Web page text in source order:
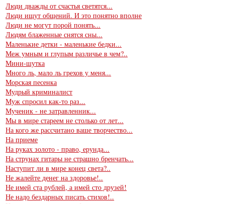
Люди дважды от счастья светятся...
Люди ищут общений. И это понятно вполне
Люди не могут порой понять...
Людям блаженные снятся сны...
Маленькие детки - маленькие бедки...
Меж умным и глупым различье в чем?..
Мини-шутка
Много ль, мало ль грехов у меня...
Морская песенка
Мудрый криминалист
Муж спросил как-то раз...
Мученик - не затравленник...
Мы в мире стареем не столько от лет...
На кого же рассчитано ваше творчество...
На приеме
На руках золото - право, ерунда...
На струнах гитары не страшно бренчать...
Наступит ли в мире конец света?..
Не жалейте денег на здоровье!..
Не имей ста рублей, а имей сто друзей!
Не надо бездарных писать стихов!..